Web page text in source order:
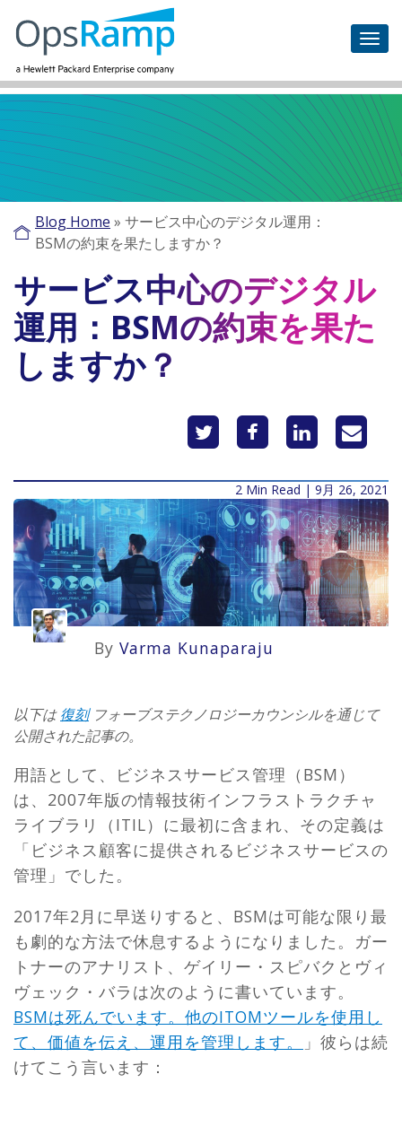
Blog Home » サービス中心のデジタル運用：
BSMの約束を果たしますか？
サービス中心のデジタル
運用：BSMの約束を果た
しますか？
2 Min Read | 9月 26, 2021
By Varma Kunaparaju
以下は 復刻 フォーブステクノロジーカウンシルを通じて
公開された記事の。
用語として、ビジネスサービス管理（BSM）
は、2007年版の情報技術インフラストラクチャ
ライブラリ（ITIL）に最初に含まれ、その定義は
「ビジネス顧客に提供されるビジネスサービスの
管理」でした。
2017年2月に早送りすると、BSMは可能な限り最
も劇的な方法で休息するようになりました。ガー
トナーのアナリスト、ゲイリー・スピバクとヴィ
ヴェック・バラは次のように書いています。
BSMは死んでいます。他のITOMツールを使用し
て、価値を伝え、運用を管理します。
」彼らは続
けてこう言います：